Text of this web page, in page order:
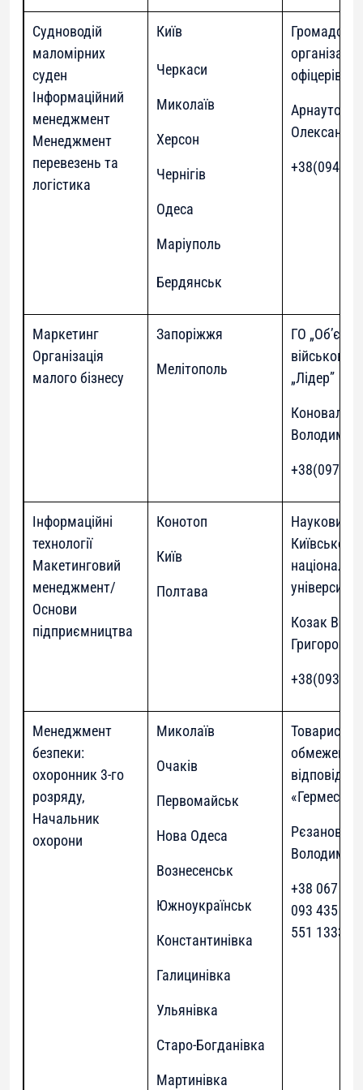
Судноводій
маломірних
суден
Інформаційний
менеджмент
Менеджмент
перевезень та
логістика
Київ
Черкаси
Миколаїв
Херсон
Чернігів
Одеса
Маріуполь
Бердянськ
організація
офіцерів”
Арнаутов
Маркетинг
Організація
малого бізнесу
Запоріжжя
Мелітополь
ГО
„Лідер”
Інформаційні
технології
Макетинговий
менеджмент/
Основи
підприємництва
Конотоп
Київ
Полтава
Науковий
Київського
Козак
Григорович
Менеджмент
безпеки:
охоронник 3-го
розряду,
Начальник
охорони
Миколаїв
Очаків
Первомайськ
Нова Одеса
Вознесенськ
Южноукраїнськ
Константинівка
Галицинівка
Ульянівка
Старо-Богданівка
Мартинівка
обмеженою
«Гермес-
Рєзанов
+38 067
093 435
551 1333